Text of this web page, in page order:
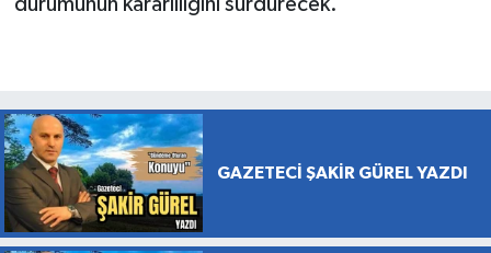
GAZETECİ ŞAKİR GÜREL YAZDI